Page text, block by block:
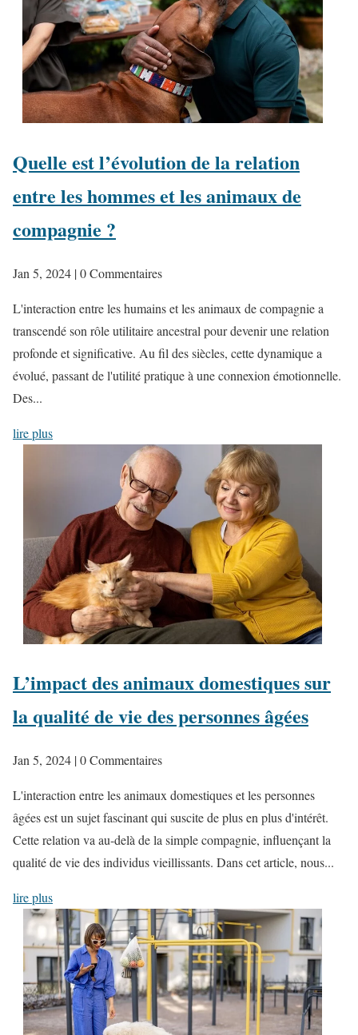
Quelle est l’évolution de la relation
entre les hommes et les animaux de
compagnie ?
Jan 5, 2024 | 0 Commentaires
L'interaction entre les humains et les animaux de compagnie a
transcendé son rôle utilitaire ancestral pour devenir une relation
profonde et significative. Au fil des siècles, cette dynamique a
évolué, passant de l'utilité pratique à une connexion émotionnelle.
Des...
lire plus
L’impact des animaux domestiques sur
la qualité de vie des personnes âgées
Jan 5, 2024 | 0 Commentaires
L'interaction entre les animaux domestiques et les personnes
âgées est un sujet fascinant qui suscite de plus en plus d'intérêt.
Cette relation va au-delà de la simple compagnie, influençant la
qualité de vie des individus vieillissants. Dans cet article, nous...
lire plus